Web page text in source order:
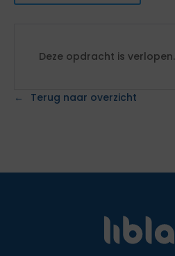
Deze opdracht is verlopen.
Terug naar overzicht